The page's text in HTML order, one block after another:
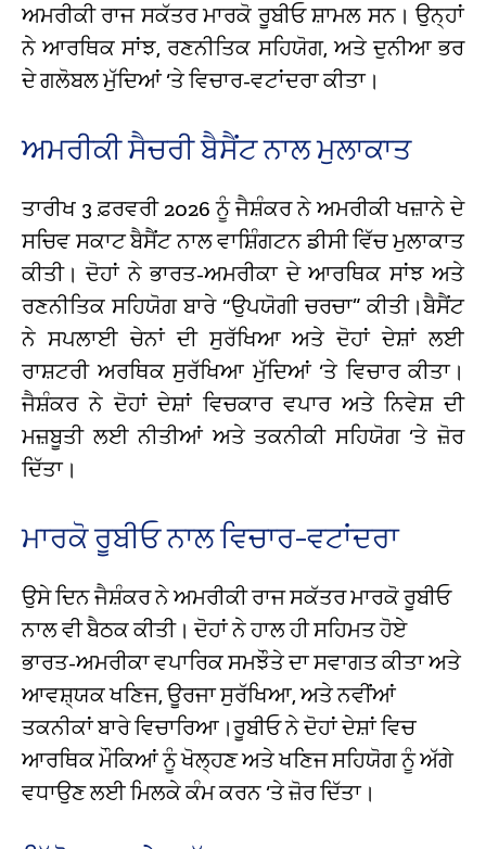
ਅਮਰੀਕੀ ਰਾਜ ਸਕੱਤਰ ਮਾਰਕੋ ਰੂਬੀਓ ਸ਼ਾਮਲ ਸਨ। ਉਨ੍ਹਾਂ
ਨੇ ਆਰਥਿਕ ਸਾਂਝ, ਰਣਨੀਤਿਕ ਸਹਿਯੋਗ, ਅਤੇ ਦੁਨੀਆ ਭਰ
ਦੇ ਗਲੋਬਲ ਮੁੱਦਿਆਂ ‘ਤੇ ਵਿਚਾਰ-ਵਟਾਂਦਰਾ ਕੀਤਾ।
ਅਮਰੀਕੀ ਸੈਚਰੀ ਬੈਸੈਂਟ ਨਾਲ ਮੁਲਾਕਾਤ
ਤਾਰੀਖ 3 ਫ਼ਰਵਰੀ 2026 ਨੂੰ ਜੈਸ਼ੰਕਰ ਨੇ ਅਮਰੀਕੀ ਖਜ਼ਾਨੇ ਦੇ
ਸਚਿਵ ਸਕਾਟ ਬੈਸੈਂਟ ਨਾਲ ਵਾਸ਼ਿੰਗਟਨ ਡੀਸੀ ਵਿੱਚ ਮੁਲਾਕਾਤ
ਕੀਤੀ। ਦੋਹਾਂ ਨੇ ਭਾਰਤ-ਅਮਰੀਕਾ ਦੇ ਆਰਥਿਕ ਸਾਂਝ ਅਤੇ
ਰਣਨੀਤਿਕ ਸਹਿਯੋਗ ਬਾਰੇ “ਉਪਯੋਗੀ ਚਰਚਾ” ਕੀਤੀ।ਬੈਸੈਂਟ
ਨੇ ਸਪਲਾਈ ਚੇਨਾਂ ਦੀ ਸੁਰੱਖਿਆ ਅਤੇ ਦੋਹਾਂ ਦੇਸ਼ਾਂ ਲਈ
ਰਾਸ਼ਟਰੀ ਅਰਥਿਕ ਸੁਰੱਖਿਆ ਮੁੱਦਿਆਂ ‘ਤੇ ਵਿਚਾਰ ਕੀਤਾ।
ਜੈਸ਼ੰਕਰ ਨੇ ਦੋਹਾਂ ਦੇਸ਼ਾਂ ਵਿਚਕਾਰ ਵਪਾਰ ਅਤੇ ਨਿਵੇਸ਼ ਦੀ
ਮਜ਼ਬੂਤੀ ਲਈ ਨੀਤੀਆਂ ਅਤੇ ਤਕਨੀਕੀ ਸਹਿਯੋਗ ‘ਤੇ ਜ਼ੋਰ
ਦਿੱਤਾ।
ਮਾਰਕੋ ਰੂਬੀਓ ਨਾਲ ਵਿਚਾਰ-ਵਟਾਂਦਰਾ
ਉਸੇ ਦਿਨ ਜੈਸ਼ੰਕਰ ਨੇ ਅਮਰੀਕੀ ਰਾਜ ਸਕੱਤਰ ਮਾਰਕੋ ਰੂਬੀਓ
ਨਾਲ ਵੀ ਬੈਠਕ ਕੀਤੀ। ਦੋਹਾਂ ਨੇ ਹਾਲ ਹੀ ਸਹਿਮਤ ਹੋਏ
ਭਾਰਤ-ਅਮਰੀਕਾ ਵਪਾਰਿਕ ਸਮਝੌਤੇ ਦਾ ਸਵਾਗਤ ਕੀਤਾ ਅਤੇ
ਆਵਸ਼੍ਯਕ ਖਣਿਜ, ਊਰਜਾ ਸੁਰੱਖਿਆ, ਅਤੇ ਨਵੀਂਆਂ
ਤਕਨੀਕਾਂ ਬਾਰੇ ਵਿਚਾਰਿਆ।ਰੂਬੀਓ ਨੇ ਦੋਹਾਂ ਦੇਸ਼ਾਂ ਵਿਚ
ਆਰਥਿਕ ਮੌਕਿਆਂ ਨੂੰ ਖੋਲ੍ਹਣ ਅਤੇ ਖਣਿਜ ਸਹਿਯੋਗ ਨੂੰ ਅੱਗੇ
ਵਧਾਉਣ ਲਈ ਮਿਲਕੇ ਕੰਮ ਕਰਨ ‘ਤੇ ਜ਼ੋਰ ਦਿੱਤਾ।